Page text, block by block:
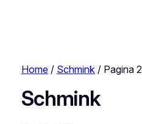
Home/ Schmink / Pagina 2
Schmink